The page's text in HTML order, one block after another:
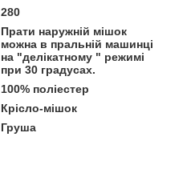
280
Прати наружній мішок
можна в пральній машинці
на "делікатному " режимі
при 30 градусах.
100% поліестер
Крісло-мішок
Груша